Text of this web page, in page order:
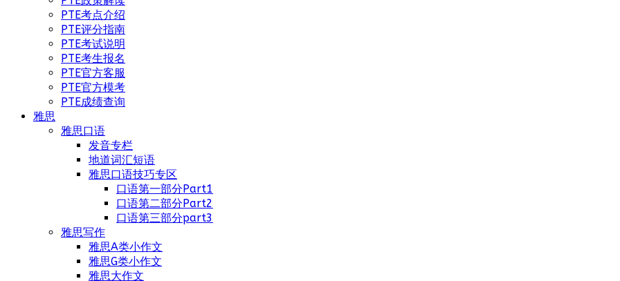
PTE考点介绍
PTE评分指南
PTE考试说明
PTE考生报名
PTE官方客服
PTE官方模考
PTE成绩查询
雅思
雅思口语
发音专栏
地道词汇短语
雅思口语技巧专区
口语第一部分Part1
口语第二部分Part2
口语第三部分part3
雅思写作
雅思A类小作文
雅思G类小作文
雅思大作文